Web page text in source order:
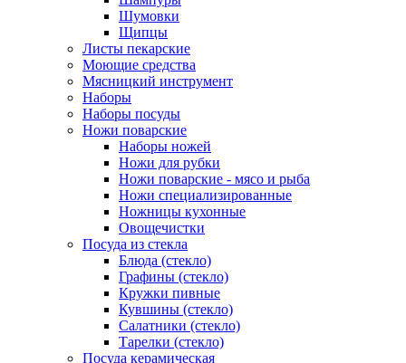
Шумовки
Щипцы
Листы пекарские
Моющие средства
Мясницкий инструмент
Наборы
Наборы посуды
Ножи поварские
Наборы ножей
Ножи для рубки
Ножи поварские - мясо и рыба
Ножи специализированные
Ножницы кухонные
Овощечистки
Посуда из стекла
Блюда (стекло)
Графины (стекло)
Кружки пивные
Кувшины (стекло)
Салатники (стекло)
Тарелки (стекло)
Посуда керамическая